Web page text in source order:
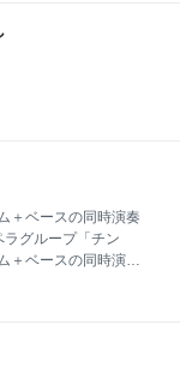
に活動中 ワンマンラ
O-WEST
＋ベースの同時演奏
グループ「チン
＋ベースの同時演奏
に活動中 ワンマンラ
O-WEST